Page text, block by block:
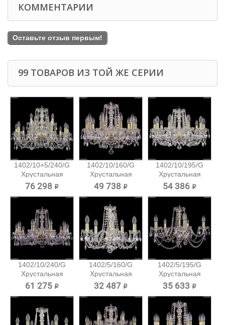
КОММЕНТАРИИ
Оставьте отзыв первым!
99 ТОВАРОВ ИЗ ТОЙ ЖЕ СЕРИИ
1402/10+5/240/G
Хрустальная
подвесная...
76 298 ₽
1402/10/160/G
Хрустальная
подвесная...
49 738 ₽
1402/10/195/G
Хрустальная
подвесная...
54 386 ₽
1402/10/240/G
Хрустальная
подвесная...
61 275 ₽
1402/5/160/G
Хрустальная
подвесная...
32 487 ₽
1402/5/195/G
Хрустальная
подвесная...
35 633 ₽